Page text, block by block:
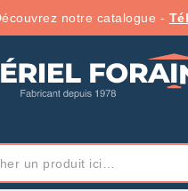
notre catalogue -